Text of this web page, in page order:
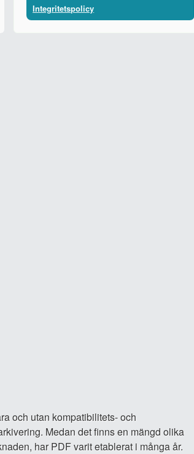
Integritetspolicy
och utan kompatibilitets- och
Medan det finns en mängd olika
har PDF varit etablerat i många år.